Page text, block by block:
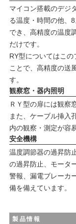
マイコン搭載のデジ
る温度・時間の他、
でき、高精度の温度
だけです。
RY型についてはこ
ことで、高精度の送
す。
観察窓・器内照明
ＲＹ型の扉には観察
また、ケーブル挿入
内の観察・測定が容
安全機構
温度調節器の過昇防
の過昇防止、モータ
警報、漏電ブレーカ
備を備えています。
製品情報